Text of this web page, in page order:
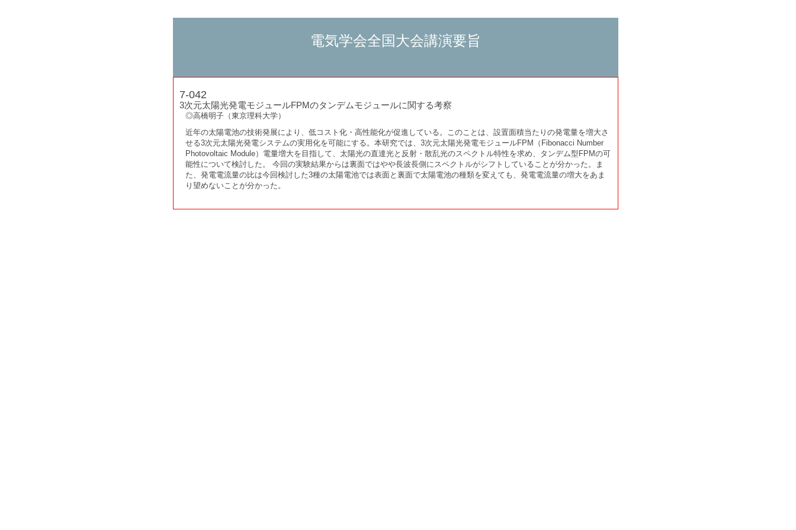
電気学会全国大会講演要旨
7-042
3次元太陽光発電モジュールFPMのタンデムモジュールに関する考察
◎高橋明子（東京理科大学）
近年の太陽電池の技術発展により、低コスト化・高性能化が促進している。このことは、設置面積当たりの発電量を増大さ
せる3次元太陽光発電システムの実用化を可能にする。本研究では、3次元太陽光発電モジュールFPM（Fibonacci Number
Photovoltaic Module）電量増大を目指して、太陽光の直達光と反射・散乱光のスペクトル特性を求め、タンデム型FPMの可
能性について検討した。 今回の実験結果からは裏面ではやや長波長側にスペクトルがシフトしていることが分かった。ま
た、発電電流量の比は今回検討した3種の太陽電池では表面と裏面で太陽電池の種類を変えても、発電電流量の増大をあま
り望めないことが分かった。